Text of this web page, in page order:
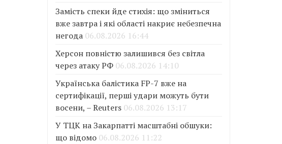
Замість спеки йде стихія: що зміниться
вже завтра і які області накриє небезпечна
негода 06.08.2026 16:44
Херсон повністю залишився без світла
через атаку РФ 06.08.2026 14:10
Українська балістика FP-7 вже на
сертифікації, перші удари можуть бути
восени, – Reuters 06.08.2026 13:17
У ТЦК на Закарпатті масштабні обшуки:
що відомо 06.08.2026 11:22